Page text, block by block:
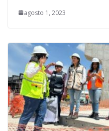
agosto 1, 2023